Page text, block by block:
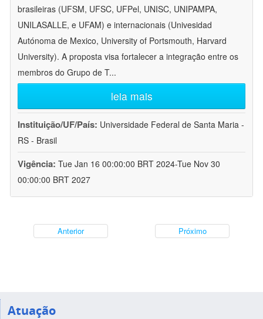
brasileiras (UFSM, UFSC, UFPel, UNISC, UNIPAMPA,
UNILASALLE, e UFAM) e internacionais (Univesidad
Autónoma de Mexico, University of Portsmouth, Harvard
University). A proposta visa fortalecer a integração entre os
membros do Grupo de T...
leia mais
Instituição/UF/País: Universidade Federal de Santa Maria -
RS - Brasil
Vigência: Tue Jan 16 00:00:00 BRT 2024-Tue Nov 30
00:00:00 BRT 2027
Anterior Próximo
Atuação